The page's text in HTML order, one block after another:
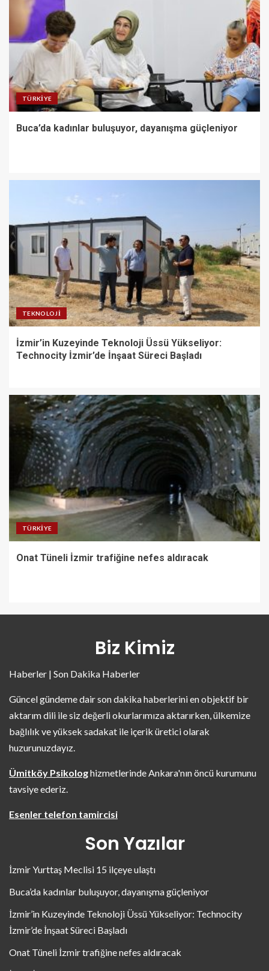
TÜRKIYE
Buca’da kadınlar buluşuyor, dayanışma güçleniyor
TEKNOLOJI
İzmir’in Kuzeyinde Teknoloji Üssü Yükseliyor:
Technocity İzmir’de İnşaat Süreci Başladı
TÜRKIYE
Onat Tüneli İzmir trafiğine nefes aldıracak
Biz Kimiz
Haberler | Son Dakika Haberler
Güncel gündeme dair son dakika haberlerini en objektif bir
aktarım dili ile siz değerli okurlarımıza aktarırken, ülkemize
bağlılık ve yüksek sadakat ile içerik üretici olarak
huzurunuzdayız.
Ümitköy Psikologhizmetlerinde Ankara'nın öncü kurumunu
tavsiye ederiz.
Esenler telefon tamircisi
Son Yazılar
İzmir Yurttaş Meclisi 15 ilçeye ulaştı
Buca’da kadınlar buluşuyor, dayanışma güçleniyor
İzmir’in Kuzeyinde Teknoloji Üssü Yükseliyor: Technocity
İzmir’de İnşaat Süreci Başladı
Onat Tüneli İzmir trafiğine nefes aldıracak